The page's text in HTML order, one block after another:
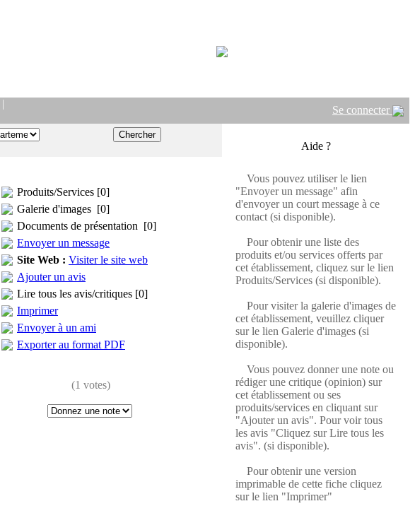
|
Se connecter
Produits/Services [0]
Galerie d'images [0]
Documents de présentation [0]
Envoyer un message
Site Web : Visiter le site web
Ajouter un avis
Lire tous les avis/critiques [0]
Imprimer
Envoyer à un ami
Exporter au format PDF
(1 votes)
Aide ?
Vous pouvez utiliser le lien
"Envoyer un message" afin
d'envoyer un court message à ce
contact (si disponible).
Pour obtenir une liste des
produits et/ou services offerts par
cet établissement, cliquez sur le lien
Produits/Services (si disponible).
Pour visiter la galerie d'images de
cet établissement, veuillez cliquer
sur le lien Galerie d'images (si
disponible).
Vous pouvez donner une note ou
rédiger une critique (opinion) sur
cet établissement ou ses
produits/services en cliquant sur
"Ajouter un avis". Pour voir tous
les avis "Cliquez sur Lire tous les
avis". (si disponible).
Pour obtenir une version
imprimable de cette fiche cliquez
sur le lien "Imprimer"